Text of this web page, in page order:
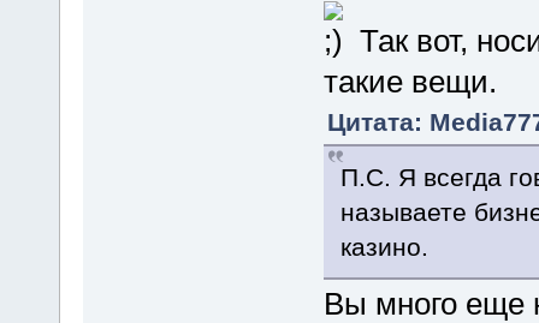
Так вот,
такие вещи.
Цитата:
П.С. Я всегда
называете
казино.
Вы много еще